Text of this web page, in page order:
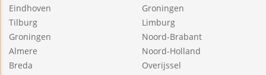
Eindhoven
Tilburg
Groningen
Almere
Breda
Groningen
Limburg
Noord-Brabant
Noord-Holland
Overijssel